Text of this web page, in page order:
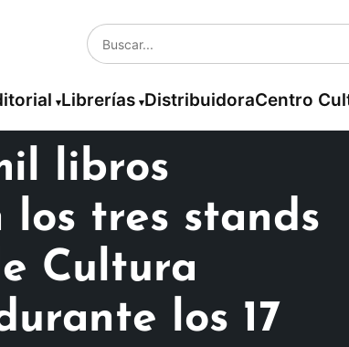
Librerías DistribuidoraCentro
libros
los tres stands
Cultura
los 17